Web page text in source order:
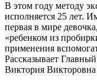
В этом году методу
исполняется 25 лет.
первая в мире
«ребенком из
применения
Рассказывает
Виктория